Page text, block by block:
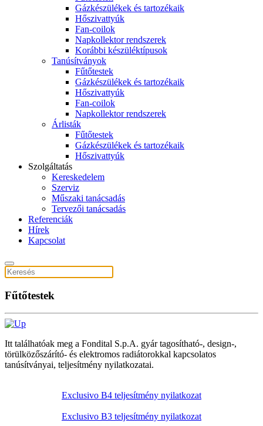
Gázkészülékek és tartozékaik
Hőszivattyúk
Fan-coilok
Napkollektor rendszerek
Korábbi készüléktípusok
Tanúsítványok
Fűtőtestek
Gázkészülékek és tartozékaik
Hőszivattyúk
Fan-coilok
Napkollektor rendszerek
Árlisták
Fűtőtestek
Gázkészülékek és tartozékaik
Hőszivattyúk
Szolgáltatás
Kereskedelem
Szerviz
Műszaki tanácsadás
Tervezői tanácsadás
Referenciák
Hírek
Kapcsolat
Fűtőtestek
Itt találhatóak meg a Fondital S.p.A. gyár tagosítható-, design-,
törülközőszárító- és elektromos radiátorokkal kapcsolatos
tanúsítványai, teljesítmény nyilatkozatai.
Exclusivo B4 teljesítmény nyilatkozat
Exclusivo B3 teljesítmény nyilatkozat